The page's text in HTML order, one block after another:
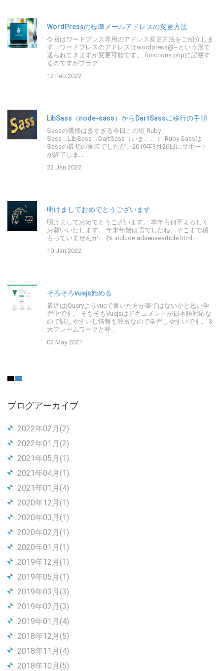
WordPressの標準メールアドレスの変更方法
今回はワードプレス専用のアドレス変更方法をご紹介しま
す。ワードプレスのアドレスはwordpress@~という形で
送られてきますが変更可能です。 functions.phpに記載す
るのですがプラグ...
12 Feb 2022
LibSass（node-sass）からDartSassに移行の手順
Sassの遷移は多すぎる今日この頃 Ruby
Sass→LibSass→DartSass（いまここ） Ruby Sassは
Sassの最初の実装でしたが、2019年3月26日にサポート
が終了しま...
22 Jan 2022
明けましておめでとうございます
明けましておめでとうございます。 本年も何卒よろしく
お願いいたします。 年末年始は雪でしたね、そこまで積
もっていませんが。 {% include adsensearticle.html...
10 Jan 2022
そろそろvuejs始める
最近はjQueryよりvueで書いた方が楽ではないかと思い学
習中です。 そもそもVuejsはドキュメントが日本語対応な
ので試しやすいし情報も豊富なので学習しやすいです。 3
大フレームワークと呼...
02 May 2021
ブログアーカイブ
2022年02月(2)
2022年01月(2)
2021年05月(1)
2021年04月(1)
2021年01月(4)
2020年12月(1)
2020年03月(1)
2020年02月(1)
2020年01月(1)
2019年12月(1)
2019年05月(1)
2019年03月(3)
2019年02月(3)
2019年01月(4)
2018年12月(5)
2018年11月(4)
2018年10月(5)